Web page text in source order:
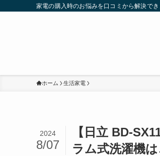
家電の購入時のお悩みを口コミから解決でき
ホーム 生活家電
【日立 BD-
ラム式洗濯機
2024
8/07